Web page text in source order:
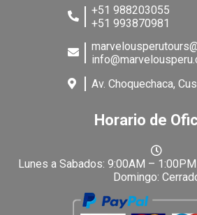
+51 988203055
+51 993870981
Av. Choquechaca,
Horario de
Lunes a Sabados: 9:00AM –
Domingo: